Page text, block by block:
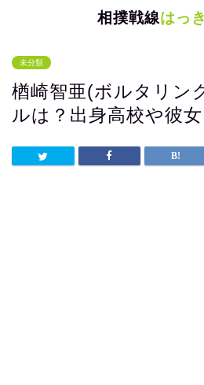
相撲戦線はっ
未分類
楢崎智亜(ボルタリン
ルは？出身高校や彼